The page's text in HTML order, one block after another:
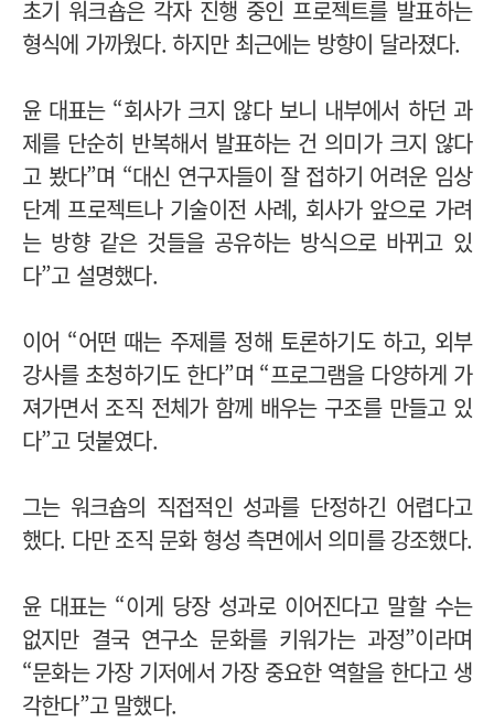
초기 워크숍은 각자 진행 중인 프로젝트를 발표하는
형식에 가까웠다. 하지만 최근에는 방향이 달라졌다.
윤 대표는 “회사가 크지 않다 보니 내부에서 하던 과
제를 단순히 반복해서 발표하는 건 의미가 크지 않다
고 봤다”며 “대신 연구자들이 잘 접하기 어려운 임상
단계 프로젝트나 기술이전 사례, 회사가 앞으로 가려
는 방향 같은 것들을 공유하는 방식으로 바뀌고 있
다”고 설명했다.
이어 “어떤 때는 주제를 정해 토론하기도 하고, 외부
강사를 초청하기도 한다”며 “프로그램을 다양하게 가
져가면서 조직 전체가 함께 배우는 구조를 만들고 있
다”고 덧붙였다.
그는 워크숍의 직접적인 성과를 단정하긴 어렵다고
했다. 다만 조직 문화 형성 측면에서 의미를 강조했다.
윤 대표는 “이게 당장 성과로 이어진다고 말할 수는
없지만 결국 연구소 문화를 키워가는 과정”이라며
“문화는 가장 기저에서 가장 중요한 역할을 한다고 생
각한다”고 말했다.